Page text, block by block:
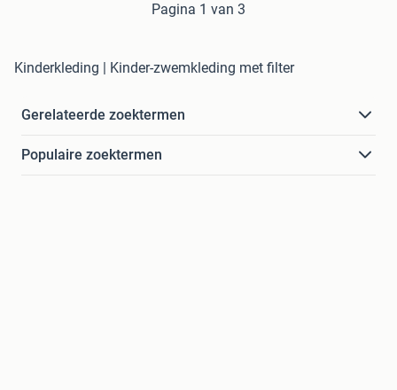
Pagina 1 van 3
Kinderkleding | Kinder-zwemkleding met filter
Gerelateerde zoektermen
Populaire zoektermen